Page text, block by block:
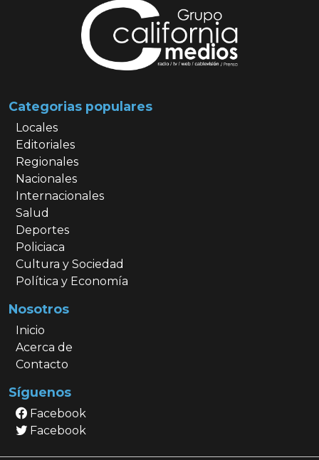
Categorias populares
Locales
Editoriales
Regionales
Nacionales
Internacionales
Salud
Deportes
Policiaca
Cultura y Sociedad
Política y Economía
Nosotros
Inicio
Acerca de
Contacto
Síguenos
Facebook
Facebook